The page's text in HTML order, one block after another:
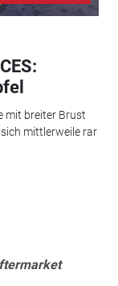
mit breiter Brust
mittlerweile rar